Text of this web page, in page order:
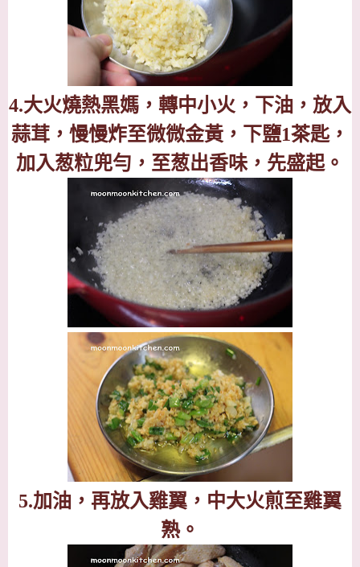
4.大火燒熱黑媽，轉中小火，下油，放入
蒜茸，慢慢炸至微微金黃，下鹽1茶匙，
加入葱粒兜勻，至葱出香味，先盛起。
5.加油，再放入雞翼，中大火煎至雞翼
熟。